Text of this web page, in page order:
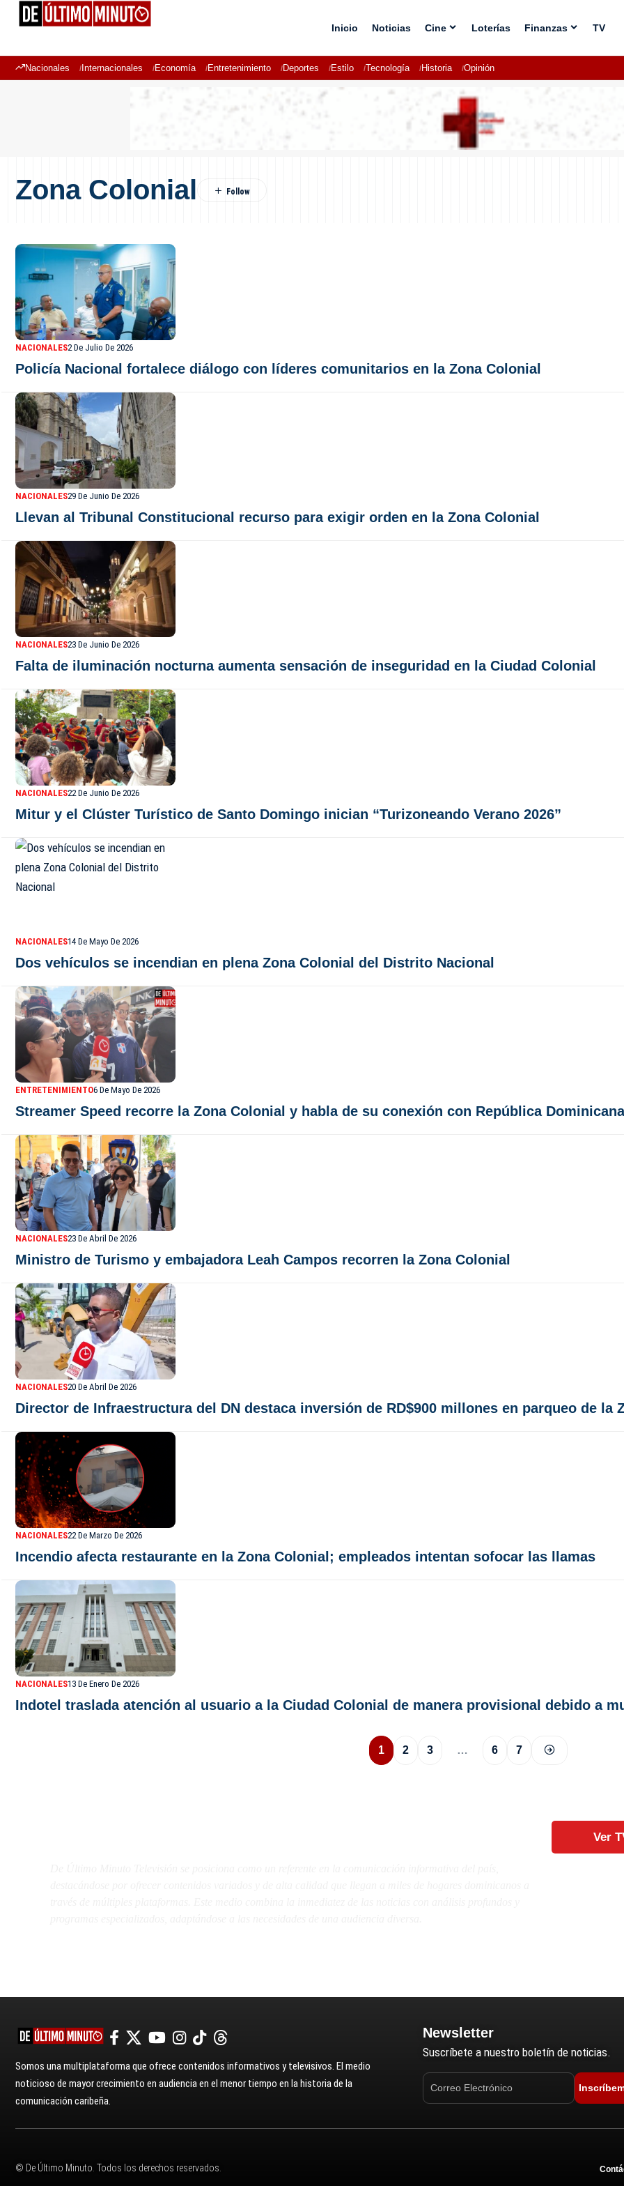
Inicio Noticias Cine Loterías Finanzas TV
Nacionales Internacionales Economía Entretenimiento Deportes Estilo Tecnología Historia Opinión
Zona Colonial
NACIONALES2 De Julio De 2026
Policía Nacional fortalece diálogo con líderes comunitarios en la Zona Colonial
NACIONALES29 De Junio De 2026
Llevan al Tribunal Constitucional recurso para exigir orden en la Zona Colonial
NACIONALES23 De Junio De 2026
Falta de iluminación nocturna aumenta sensación de inseguridad en la Ciudad Colonial
NACIONALES22 De Junio De 2026
Mitur y el Clúster Turístico de Santo Domingo inician “Turizoneando Verano 2026”
NACIONALES14 De Mayo De 2026
Dos vehículos se incendian en plena Zona Colonial del Distrito Nacional
ENTRETENIMIENTO6 De Mayo De 2026
Streamer Speed recorre la Zona Colonial y habla de su conexión con República Dominicana
NACIONALES23 De Abril De 2026
Ministro de Turismo y embajadora Leah Campos recorren la Zona Colonial
NACIONALES20 De Abril De 2026
Director de Infraestructura del DN destaca inversión de RD$900 millones en parqueo de la
NACIONALES22 De Marzo De 2026
Incendio afecta restaurante en la Zona Colonial; empleados intentan sofocar las llamas
NACIONALES13 De Enero De 2026
Indotel traslada atención al usuario a la Ciudad Colonial de manera provisional debido a
1 2 3 … 6 7
Ver
Somos una multiplataforma que ofrece contenidos informativos y televisivos. El medio
noticioso de mayor crecimiento en audiencia en el menor tiempo en la historia de la
comunicación caribeña.
Newsletter
Suscríbete a nuestro boletín de noticias.
© De Último Minuto. Todos los derechos reservados.